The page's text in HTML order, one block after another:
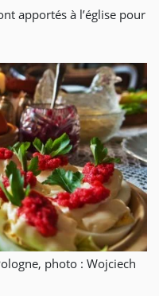
apportés à l’église pour
photo : Wojciech